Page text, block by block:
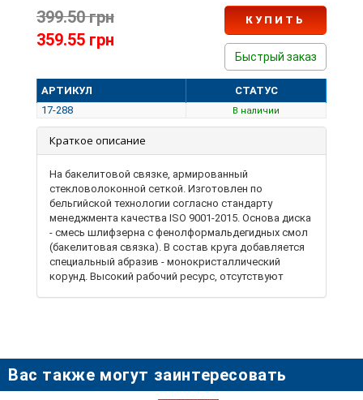
399.50 грн
359.55 грн
Быстрый заказ
КУПИТЬ
АРТИКУЛ
СТАТУС
17-288
В наличии
Краткое описание
На бакелитовой связке, армированный
стекловолоконной сеткой. Изготовлен по
бельгийской технологии согласно стандарту
менеджмента качества ISO 9001-2015. Основа диска
- смесь шлифзерна с фенолформальдегидных смол
(бакелитовая связка). В состав круга добавляется
специальный абразив - монокристаллический
корунд. Высокий рабочий ресурс, отсутствуют
ручной угловой шлифмашиной. Посадочный
диаметр 22,2 мм.
Вас также могут заинтересовать